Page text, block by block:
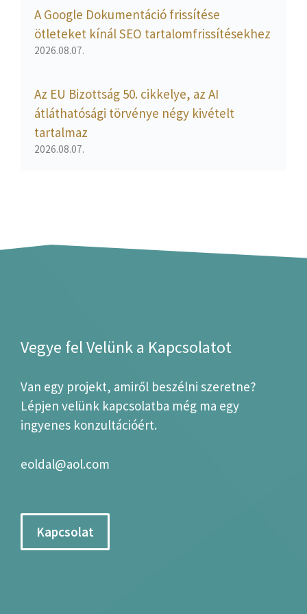
A Google Dokumentáció frissítése
ötleteket kínál SEO tartalomfrissítésekhez
2026.08.07.
Az EU Bizottság 50. cikkelye, az AI
átláthatósági törvénye négy kivételt
tartalmaz
2026.08.07.
Vegye fel Velünk a Kapcsolatot
Van egy projekt, amiről beszélni szeretne?
Lépjen velünk kapcsolatba még ma egy
ingyenes konzultációért.
eoldal@aol.com
Kapcsolat